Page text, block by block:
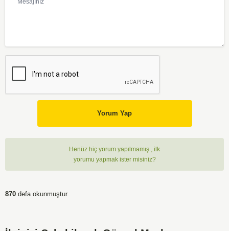
Yorum Yap
Henüz hiç yorum yapılmamış , ilk
yorumu yapmak ister misiniz?
870 defa okunmuştur.